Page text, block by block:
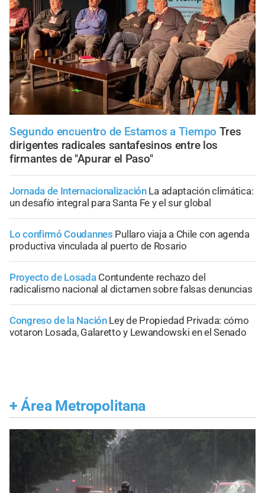
Segundo encuentro de Estamos a Tiempo Tres
dirigentes radicales santafesinos entre los
firmantes de "Apurar el Paso"
Jornada de Internacionalización La adaptación climática:
un desafío integral para Santa Fe y el sur global
Lo confirmó Coudannes Pullaro viaja a Chile con agenda
productiva vinculada al puerto de Rosario
Proyecto de Losada Contundente rechazo del
radicalismo nacional al dictamen sobre falsas denuncias
Congreso de la Nación Ley de Propiedad Privada: cómo
votaron Losada, Galaretto y Lewandowski en el Senado
+ Área Metropolitana